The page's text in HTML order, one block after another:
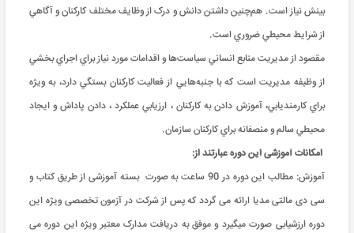
بينش نياز است. هم‌چنين داشتن دانش و درک از وظايف مختلف کارکنان و آگاهي
از شرايط محيطي ضروري است.
مقصود از مديريت منابع انساني سياست‌ها و اقدامات مورد نياز براي اجراي بخشي
از وظيفه مديريت است که با جنبه‌هايي از فعاليت‌ کارکنان بستگي دارد، به ويژه
براي کارمنديابي، آموزش دادن به کارکنان ، ارزيابي عملکرد ، دادن پاداش و ايجاد
محيطي سالم و منصفانه براي کارکنان سازمان.
امکانات آموزشی این دوره عبارتند از:
آموزش: مطالب این دوره در 90 ساعت به صورت بسته آموزشی از طریق کتاب و
سی دی مالتی مدیا ارائه می گردد که پس از شرکت در آزمون تخصصی ویژه این
دوره ارزشیابی صورت میگیرد و موفق به دریافت مدارک معتبر ویژه این دوره می